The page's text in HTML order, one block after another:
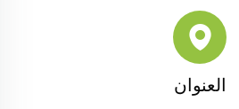
العنوان